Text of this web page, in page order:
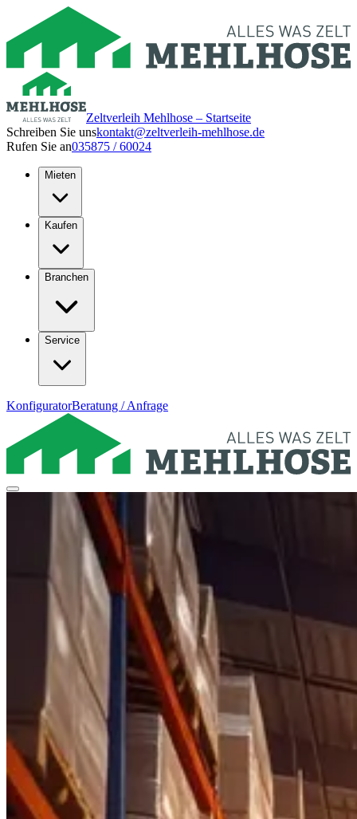
Zeltverleih Mehlhose – Startseite
Schreiben Sie unskontakt@zeltverleih-mehlhose.de
Rufen Sie an035875 / 60024
Mieten
Kaufen
Branchen
Service
KonfiguratorBeratung / Anfrage